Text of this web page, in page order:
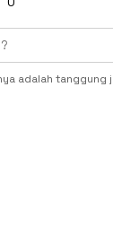
adalah tanggung